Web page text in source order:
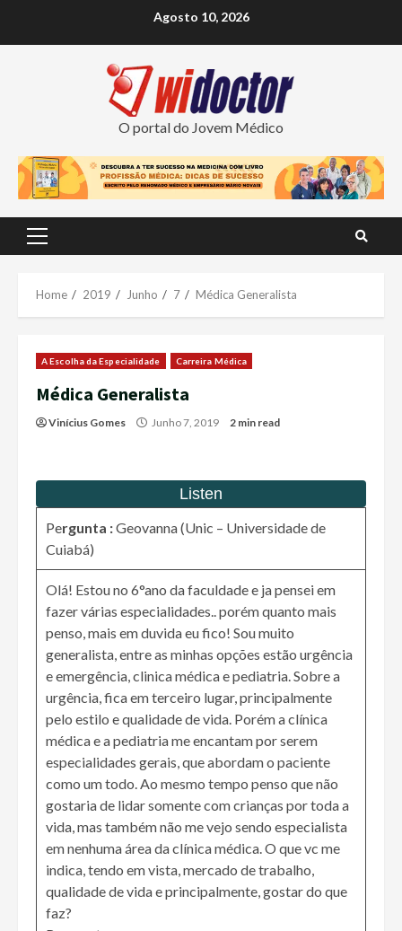
Agosto 10, 2026
O portal do Jovem Médico
Primary
Home 2019 Junho 7 Médica Generalista
A Escolha da Especialidade Carreira Médica
Médica Generalista
Vinícius Gomes Junho 7, 2019 2 min read
Pergunta :Geovanna (Unic – Universidade de
Cuiabá)
Olá! Estou no 6°ano da faculdade e ja pensei em
fazer várias especialidades.. porém quanto mais
penso, mais em duvida eu fico! Sou muito
generalista, entre as minhas opções estão urgência
e emergência, clinica médica e pediatria. Sobre a
urgência, fica em terceiro lugar, principalmente
pelo estilo e qualidade de vida. Porém a clínica
médica e a pediatria me encantam por serem
especialidades gerais, que abordam o paciente
como um todo. Ao mesmo tempo penso que não
gostaria de lidar somente com crianças por toda a
vida, mas também não me vejo sendo especialista
em nenhuma área da clínica médica. O que vc me
indica, tendo em vista, mercado de trabalho,
qualidade de vida e principalmente, gostar do que
faz?